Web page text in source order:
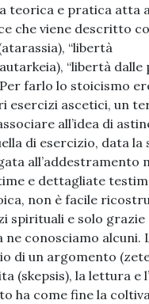
teorica e pratica atta
che viene descritto
“libertà
“libertà dalle
farlo lo stoicismo
esercizi ascetici, un
all’idea di
di esercizio, data la
all’addestramento
e dettagliate
non è facile
spirituali e solo grazie
ne conosciamo alcuni.
di un argomento
(skepsis), la lettura e
ha come fine la